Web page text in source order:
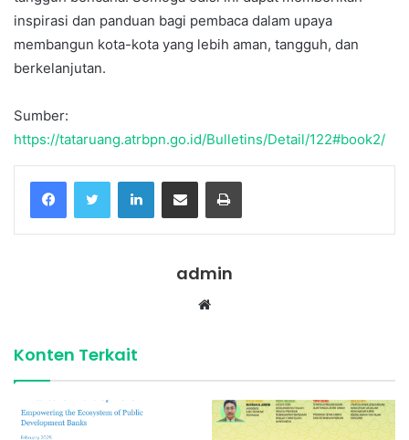
inspirasi dan panduan bagi pembaca dalam upaya
membangun kota-kota yang lebih aman, tangguh, dan
berkelanjutan.
Sumber:
https://tataruang.atrbpn.go.id/Bulletins/Detail/122#book2/
FacebookTwitter LinkedInShare via Email Print
admin
Website
Konten Terkait